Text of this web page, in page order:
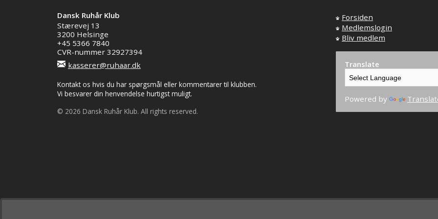
Dansk Ruhår Klub
Stærevej 13
3200 Helsinge
+45 5366 7840
CVR-nummer 32927394
kasserer@ruhaar.dk
Kontakt os hvis du har spørgsmål eller kommentarer til klubben.
Vi besvarer din henvendelse hurtigst muligt.
© 2026 Dansk Ruhår Klub. All rights reserved.
Forsiden
Medlemslogin
Bliv medlem
Translate
Powered by